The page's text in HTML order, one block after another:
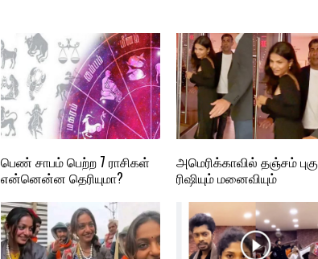
பெண் சாபம் பெற்ற 7 ராசிகள்
என்னென்ன தெரியுமா?
அமெரிக்காவில் தஞ்சம்
ரிஷியும் மனைவியும்